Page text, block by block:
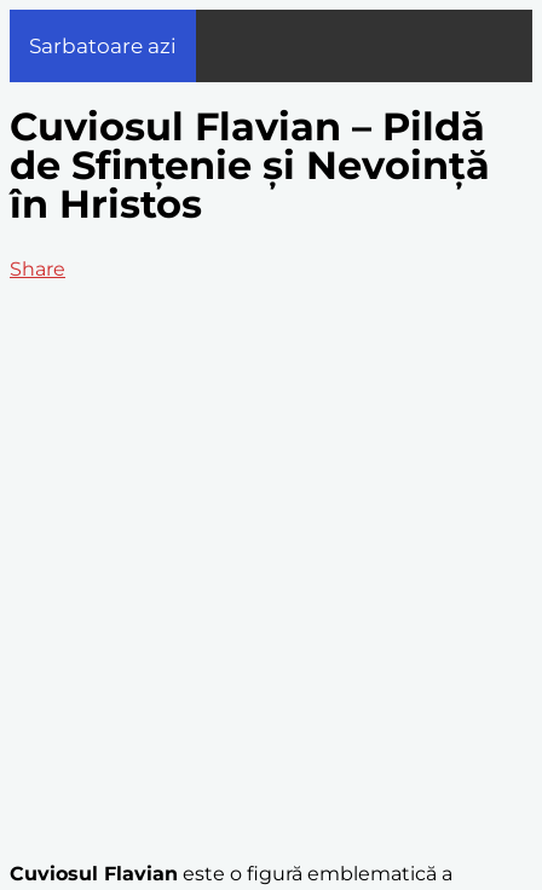
Sarbatoare azi
Cuviosul Flavian – Pildă
de Sfințenie și Nevoință
în Hristos
Share
Cuviosul Flavian este o figură emblematică a